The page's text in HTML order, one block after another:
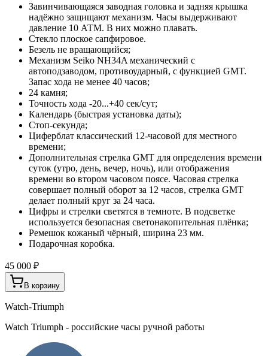
Завинчивающаяся заводная головка и задняя крышка
надёжно защищают механизм. Часы выдерживают
давление 10 АТМ. В них можно плавать.
Стекло плоское сапфировое.
Безель не вращающийся;
Механизм Seiko NH34A механический с
автоподзаводом, противоударный, с функцией GMT.
Запас хода не менее 40 часов;
24 камня;
Точность хода -20...+40 сек/сут;
Календарь (быстрая установка даты);
Стоп-секунда;
Циферблат классический 12-часовой для местного
времени;
Дополнительная стрелка GMT для определения времени
суток (утро, день, вечер, ночь), или отображения
времени во втором часовом поясе. Часовая стрелка
совершает полный оборот за 12 часов, стрелка GMT
делает полный круг за 24 часа.
Цифры и стрелки светятся в темноте. В подсветке
используется безопасная светонакопительная плёнка;
Ремешок кожаный чёрный, ширина 23 мм.
Подарочная коробка.
45 000 ₽
В корзину
Watch-Triumph
Watch Triumph - российские часы ручной работы